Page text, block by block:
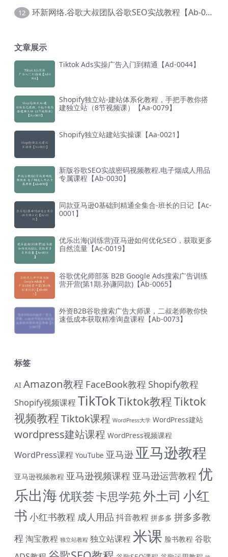
12 环新网络.谷歌大叔团队谷歌SEO实战教程【Ab-0024】
文章展示
Tiktok Ads实操广告入门到精通【Ad-0044】
Shopify独立站-建站体系化教程，手把手教你搭
建独立站（8节视频课）【Aa-0079】
Shopify独立站建站实操课【Aa-0021】
新版谷歌SEO实战密码视频教程.电子烟成人用品
专属课程【Ab-0030】
同款亚马逊0基础到精通全集合-班长的日记【Ac-
0001】
优乐出海(训练营)亚马逊如何优化SEO，获取更多
自然流量【Ac-0019】
谷歌优化师部落 B2B Google Ads搜索广告训练
营开营(第1期.孙谦同款)【Ab-0065】
外资B2B谷歌搜索广告大师课，二叔老师教你快
速低成本获取精准询盘课程【Ab-0073】
标签
AI Amazon教程 FaceBook教程 Shopify教程
Shopify视频课程TikTokTiktok教程Tiktok
视频教程Tiktok课程 WordPress大学 WordPress建站
wordpress建站课程 WordPress视频课程
WordPress课程 YouTube 亚马逊 亚马逊教程
亚马逊视频教程 亚马逊视频课程 亚马逊运营教程 优
乐出海优联荟卡思学苑外土司 小红
书 小红书教程 成人用品 抖音教程 拼多多 拼多多教
程 淘宝教程 独立站教程 独立站课程米课 脸书教程 谷歌